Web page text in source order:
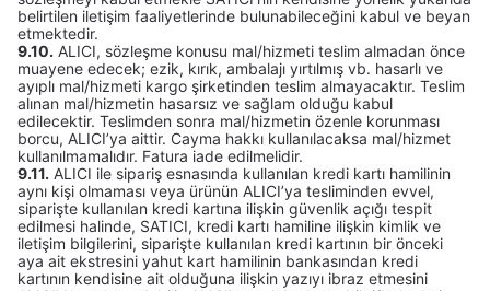
belirtilen iletişim faaliyetlerinde bulunabileceğini kabul ve beyan
etmektedir.
9.10. ALICI, sözleşme konusu mal/hizmeti teslim almadan önce
muayene edecek; ezik, kırık, ambalajı yırtılmış vb. hasarlı ve
ayıplı mal/hizmeti kargo şirketinden teslim almayacaktır. Teslim
alınan mal/hizmetin hasarsız ve sağlam olduğu kabul
edilecektir. Teslimden sonra mal/hizmetin özenle korunması
borcu, ALICI’ya aittir. Cayma hakkı kullanılacaksa mal/hizmet
kullanılmamalıdır. Fatura iade edilmelidir.
9.11. ALICI ile sipariş esnasında kullanılan kredi kartı hamilinin
aynı kişi olmaması veya ürünün ALICI’ya tesliminden evvel,
siparişte kullanılan kredi kartına ilişkin güvenlik açığı tespit
edilmesi halinde, SATICI, kredi kartı hamiline ilişkin kimlik ve
iletişim bilgilerini, siparişte kullanılan kredi kartının bir önceki
aya ait ekstresini yahut kart hamilinin bankasından kredi
kartının kendisine ait olduğuna ilişkin yazıyı ibraz etmesini